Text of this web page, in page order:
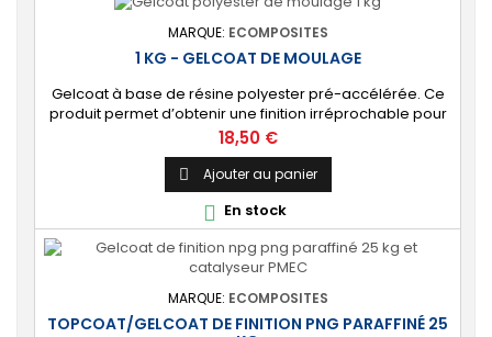
MARQUE: ECOMPOSITES
1 KG - GELCOAT DE MOULAGE
Gelcoat à base de résine polyester pré-accélérée. Ce
produit permet d’obtenir une finition irréprochable pour
tout projet de fabrication de pièces composites en
moule : élément de carrosserie ou d’un bateau,
panneau plat, mobilier, objet d’art, etc. Couleur au choix.
🔝 [Finition de qualité] Fournit un revêtement à l’aspect
de surface parfaitement lisse,...
Prix
18,50 €
 Ajouter au panier
 En stock
MARQUE: ECOMPOSITES
TOPCOAT/GELCOAT DE FINITION PNG PARAFFINÉ 25